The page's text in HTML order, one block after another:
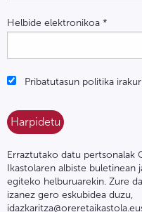
Helbide elektronikoa *
Pribatutasun politika
Erraztutako datu pertsonalak
Ikastolaren albiste buletinean
egiteko helburuarekin. Zure
izanez gero eskubidea duzu,